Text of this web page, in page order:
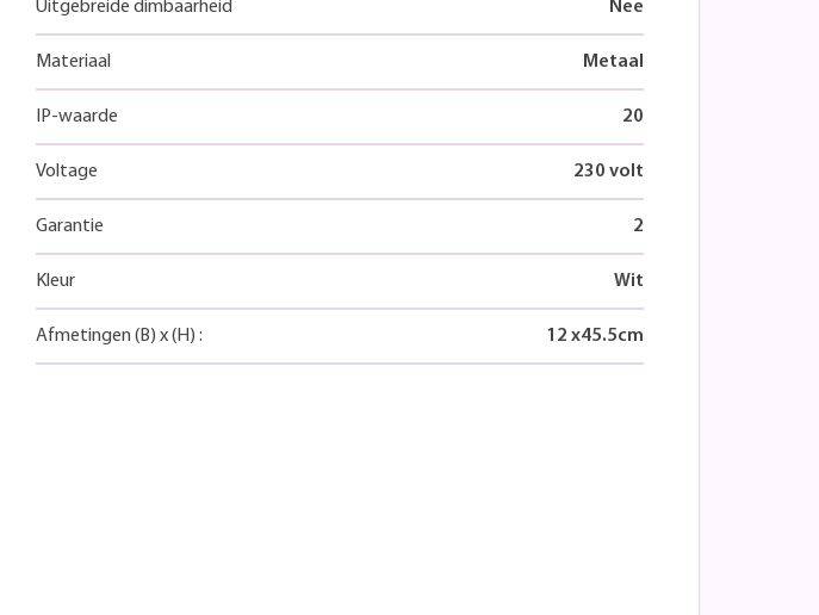
Uitgebreide dimbaarheid Nee
Materiaal Metaal
IP-waarde 20
Voltage 230 volt
Garantie 2
Kleur Wit
Afmetingen (B) x(H) : 12 x45.5cm